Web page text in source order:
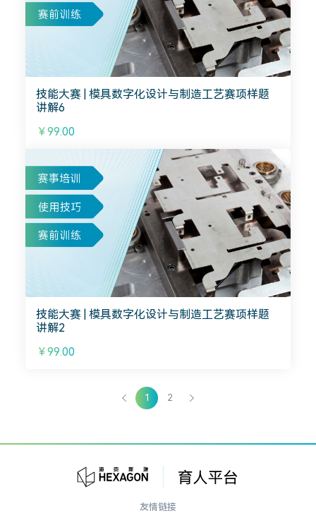
技能大赛 | 模具数字化设计与制造工艺赛项样题
讲解6
￥99.00
技能大赛 | 模具数字化设计与制造工艺赛项样题
讲解2
￥99.00
1 2
友情链接